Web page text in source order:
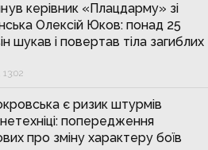
керівник «Плацдарму» зі
Олексій Юков: понад 25
шукав і повертав тіла загиблих
є ризик штурмів
попередження
про зміну характеру боїв